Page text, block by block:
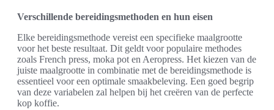
Verschillende bereidingsmethoden en hun eisen
Elke bereidingsmethode vereist een specifieke maalgrootte
voor het beste resultaat. Dit geldt voor populaire methodes
zoals French press, moka pot en Aeropress. Het kiezen van de
juiste maalgrootte in combinatie met de bereidingsmethode is
essentieel voor een optimale smaakbeleving. Een goed begrip
van deze variabelen zal helpen bij het creëren van de perfecte
kop koffie.